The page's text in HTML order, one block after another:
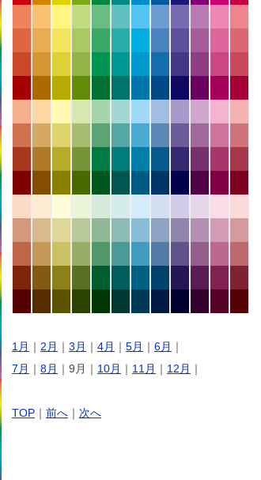
1月 ｜ 2月 ｜ 3月 ｜ 4月 ｜ 5月 ｜ 6月 ｜
7月 ｜ 8月 ｜9月｜ 10月 ｜ 11月 ｜ 12月 ｜
TOP ｜ 前へ ｜ 次へ